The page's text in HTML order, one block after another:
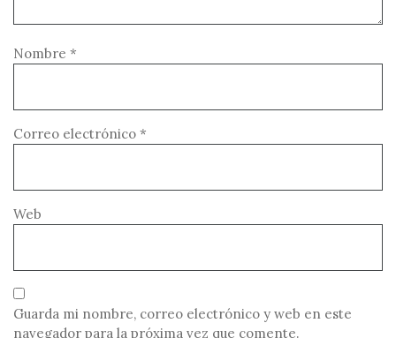
Nombre *
Correo electrónico *
Web
Guarda mi nombre, correo electrónico y web en este
navegador para la próxima vez que comente.